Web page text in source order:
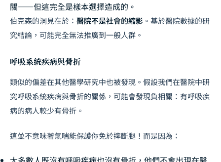
關——但這完全是樣本選擇造成的。
伯克森的洞見在於： 醫院不是社會的縮影 。基於醫院數據的研
究結論，可能完全無法推廣到一般人群。
呼吸系統疾病與骨折
類似的偏差在其他醫學研究中也被發現。假設我們在醫院中研
究呼吸系統疾病與骨折的關係，可能會發現負相關：有呼吸疾
病的病人較少有骨折。
這並不意味著氣喘能保護你免於摔斷腿！而是因為：